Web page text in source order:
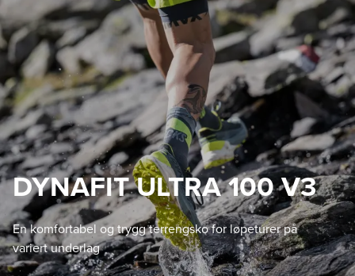
DYNAFIT ULTRA 100 V3
En komfortabel og trygg terrengsko for løpeturer på
variert underlag